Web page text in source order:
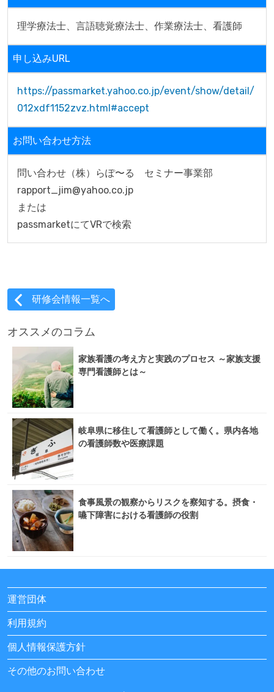
理学療法士、言語聴覚療法士、作業療法士、看護師
申し込みURL
https://passmarket.yahoo.co.jp/event/show/detail/
012xdf1152zvz.html#accept
お問い合わせ方法
問い合わせ（株）らぽ〜る　セミナー事業部
rapport_jim@yahoo.co.jp
または
passmarketにてVRで検索
研修会情報一覧へ
オススメのコラム
家族看護の考え方と実践のプロセス ～家族支援
専門看護師とは～
岐阜県に移住して看護師として働く。県内各地
の看護師数や医療課題
食事風景の観察からリスクを察知する。摂食・
嚥下障害における看護師の役割
運営団体
利用規約
個人情報保護方針
その他のお問い合わせ